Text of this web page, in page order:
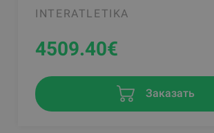
INTERATLETIKA
4509.40€
Заказать